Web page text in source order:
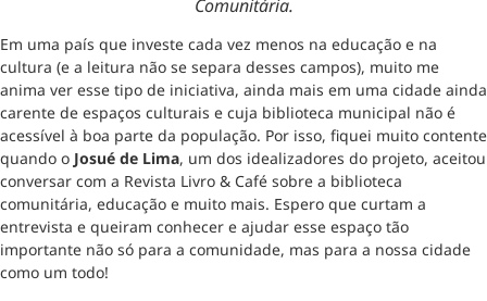
Comunitária.
Em uma país que investe cada vez menos na educação e na
cultura (e a leitura não se separa desses campos), muito me
anima ver esse tipo de iniciativa, ainda mais em uma cidade ainda
carente de espaços culturais e cuja biblioteca municipal não é
acessível à boa parte da população. Por isso, fiquei muito contente
quando o Josué de Lima, um dos idealizadores do projeto, aceitou
conversar com a Revista Livro & Café sobre a biblioteca
comunitária, educação e muito mais. Espero que curtam a
entrevista e queiram conhecer e ajudar esse espaço tão
importante não só para a comunidade, mas para a nossa cidade
como um todo!